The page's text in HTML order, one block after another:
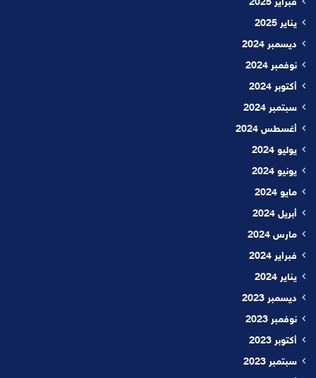
فبراير 2025
يناير 2025
ديسمبر 2024
نوفمبر 2024
أكتوبر 2024
سبتمبر 2024
أغسطس 2024
يوليو 2024
يونيو 2024
مايو 2024
أبريل 2024
مارس 2024
فبراير 2024
يناير 2024
ديسمبر 2023
نوفمبر 2023
أكتوبر 2023
سبتمبر 2023